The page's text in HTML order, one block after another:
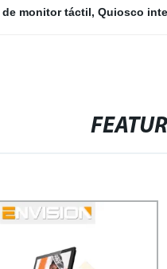
monitor táctil, Quiosco